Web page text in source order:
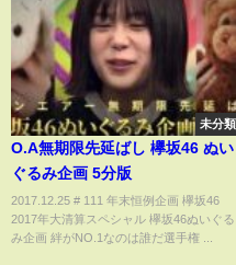
未分類
O.A無期限先延ばし 欅坂46 ぬい
ぐるみ企画 5分版
2017.12.25 # 111 年末恒例企画 欅坂46
2017年大清算スペシャル 欅坂46ぬいぐる
み企画 絆がNO.1なのは誰だ選手権 ...